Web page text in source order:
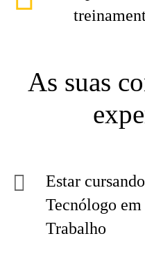
As suas
Estar
Tecnólogo em
Trabalho